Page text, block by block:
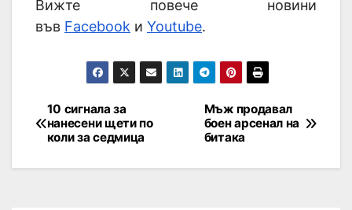
Вижте повече новини
във Facebook и Youtube.
Мъж продавал
боен арсенал на
битака
10 сигнала за
нанесени щети по
коли за седмица